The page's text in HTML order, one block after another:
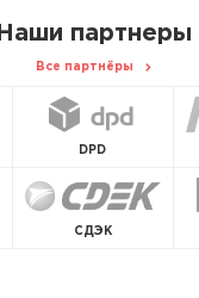
Наши партнеры
Все партнёры
DPD
СДЭК